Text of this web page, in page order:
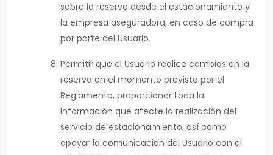
sobre la reserva desde el estacionamiento y
la empresa aseguradora, en caso de compra
por parte del Usuario.
Permitir que el Usuario realice cambios en la
reserva en el momento previsto por el
Reglamento, proporcionar toda la
información que afecte la realización del
servicio de estacionamiento, así como
apoyar la comunicación del Usuario con el